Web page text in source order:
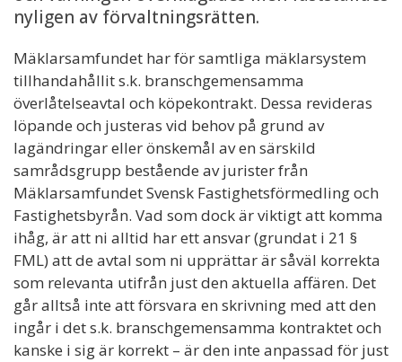
nyligen av förvaltningsrätten.
Mäklarsamfundet har för samtliga mäklarsystem
tillhandahållit s.k. branschgemensamma
överlåtelseavtal och köpekontrakt. Dessa revideras
löpande och justeras vid behov på grund av
lagändringar eller önskemål av en särskild
samrådsgrupp bestående av jurister från
Mäklarsamfundet Svensk Fastighetsförmedling och
Fastighetsbyrån. Vad som dock är viktigt att komma
ihåg, är att ni alltid har ett ansvar (grundat i 21 §
FML) att de avtal som ni upprättar är såväl korrekta
som relevanta utifrån just den aktuella affären. Det
går alltså inte att försvara en skrivning med att den
ingår i det s.k. branschgemensamma kontraktet och
kanske i sig är korrekt – är den inte anpassad för just